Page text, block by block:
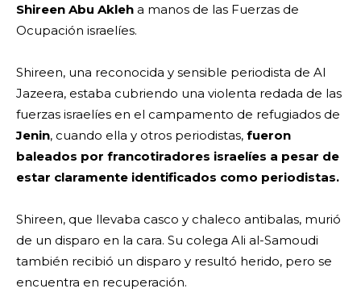
Shireen Abu Akleh a manos de las Fuerzas de
Ocupación israelíes.
Shireen, una reconocida y sensible periodista de Al
Jazeera, estaba cubriendo una violenta redada de las
fuerzas israelíes en el campamento de refugiados de
Jenin, cuando ella y otros periodistas, fueron
baleados por francotiradores israelíes a pesar de
estar claramente identificados como periodistas.
Shireen, que llevaba casco y chaleco antibalas, murió
de un disparo en la cara. Su colega Ali al-Samoudi
también recibió un disparo y resultó herido, pero se
encuentra en recuperación.